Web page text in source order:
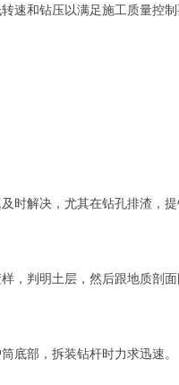
速和钻压以满足施工质量控制
解决，尤其在钻孔排渣，提
判明土层，然后跟地质剖面
部，拆装钻杆时力求迅速。